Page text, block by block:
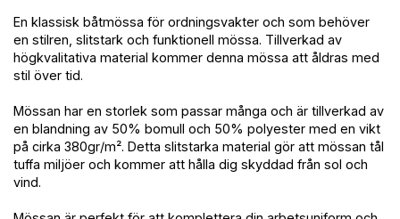
En klassisk båtmössa för ordningsvakter och som behöver
en stilren, slitstark och funktionell mössa. Tillverkad av
högkvalitativa material kommer denna mössa att åldras med
stil över tid.
Mössan har en storlek som passar många och är tillverkad av
en blandning av 50% bomull och 50% polyester med en vikt
på cirka 380gr/m². Detta slitstarka material gör att mössan tål
tuffa miljöer och kommer att hålla dig skyddad från sol och
vind.